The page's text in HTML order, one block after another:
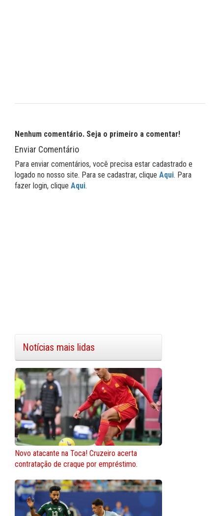
Nenhum comentário. Seja o primeiro a comentar!
Enviar Comentário
Para enviar comentários, você precisa estar cadastrado e
logado no nosso site. Para se cadastrar, clique Aqui. Para
fazer login, clique Aqui.
Notícias mais lidas
Novo atacante na Toca! Cruzeiro acerta
contratação de craque por empréstimo.